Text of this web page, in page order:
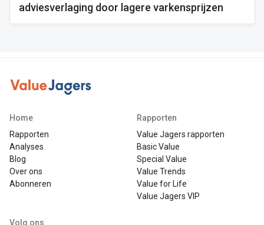
adviesverlaging door lagere varkensprijzen
Home
Rapporten
Analyses
Blog
Over ons
Abonneren
Rapporten
Value Jagers rapporten
Basic Value
Special Value
Value Trends
Value for Life
Value Jagers VIP
Volg ons